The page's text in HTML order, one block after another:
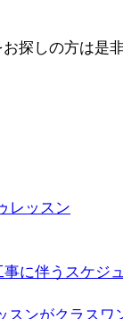
お探しの方は是
レッスン
に伴うスケジ
スンがクラスワ